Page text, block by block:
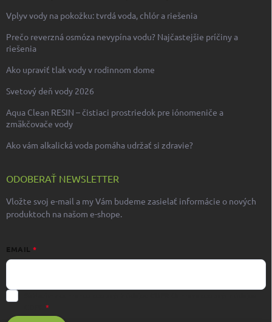
Vplyv vody na pokožku: tvrdá voda, chlór a riešenia
Prečo reverzná osmóza nevypína vodu? Najčastejšie príčiny a
riešenia
Ako upraviť tlak vody v rodinnom dome
Svetový deň vody 2026
Aqua Clean RESIN – čistiaci prostriedok pre iónomeniče a
zmäkčovače vody
Ako vám alkalická voda pomáha udržať si zdravie?
ODOBERAŤ NEWSLETTER
Vložte svoj e-mail a my Vám budeme zasielať informácie o nových
produktoch na našom e-shope.
EMAIL